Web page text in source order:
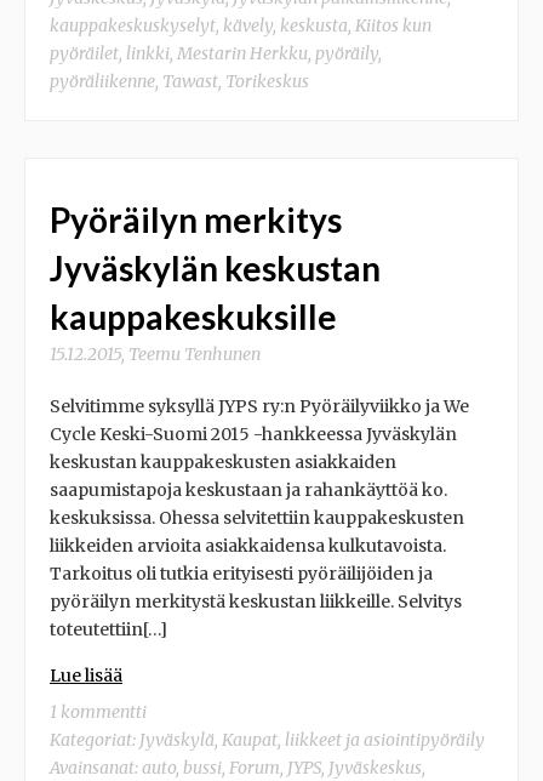
kauppakeskuskyselyt, kävely, keskusta, Kiitos kun
pyöräilet, linkki, Mestarin Herkku, pyöräily,
pyöräliikenne, Tawast, Torikeskus
Pyöräilyn merkitys
Jyväskylän keskustan
kauppakeskuksille
15.12.2015, Teemu Tenhunen
Selvitimme syksyllä JYPS ry:n Pyöräilyviikko ja We
Cycle Keski-Suomi 2015 -hankkeessa Jyväskylän
keskustan kauppakeskusten asiakkaiden
saapumistapoja keskustaan ja rahankäyttöä ko.
keskuksissa. Ohessa selvitettiin kauppakeskusten
liikkeiden arvioita asiakkaidensa kulkutavoista.
Tarkoitus oli tutkia erityisesti pyöräilijöiden ja
pyöräilyn merkitystä keskustan liikkeille. Selvitys
toteutettiin[…]
Lue lisää
1 kommentti
Kategoriat: Jyväskylä, Kaupat, liikkeet ja asiointipyöräily
Avainsanat:auto, bussi, Forum, JYPS, Jyväskeskus,